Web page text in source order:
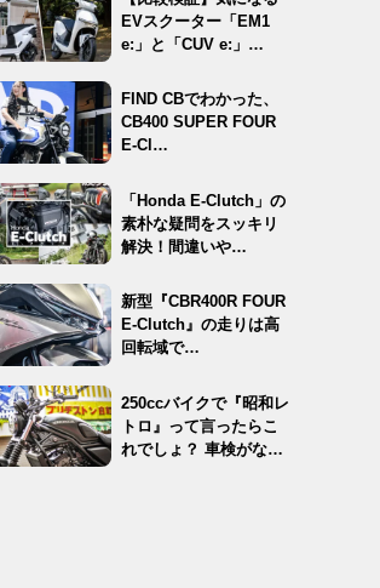
EVスクーター「EM1
e:」と「CUV e:」…
FIND CBでわかった、
CB400 SUPER FOUR
E-Cl…
「Honda E-Clutch」の
素朴な疑問をスッキリ
解決！間違いや…
新型『CBR400R FOUR
E-Clutch』の走りは高
回転域で…
250ccバイクで『昭和レ
トロ』って言ったらこ
れでしょ？ 車検がな